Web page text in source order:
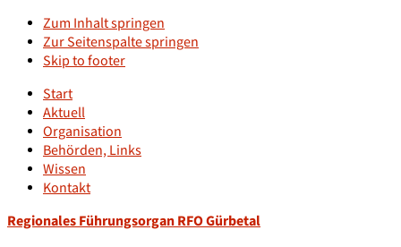
Zum Inhalt springen
Zur Seitenspalte springen
Skip to footer
Start
Aktuell
Organisation
Behörden, Links
Wissen
Kontakt
Regionales Führungsorgan RFO Gürbetal